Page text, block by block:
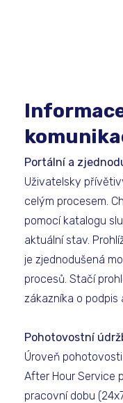
Portální a
Uživatelsky
celým procesem.
pomocí katalogu
aktuální stav.
je zjednodušená
procesů. Stačí
zákazníka o podpis
Pohotovostní
Úroveň
After Hour Service
pracovní dobu